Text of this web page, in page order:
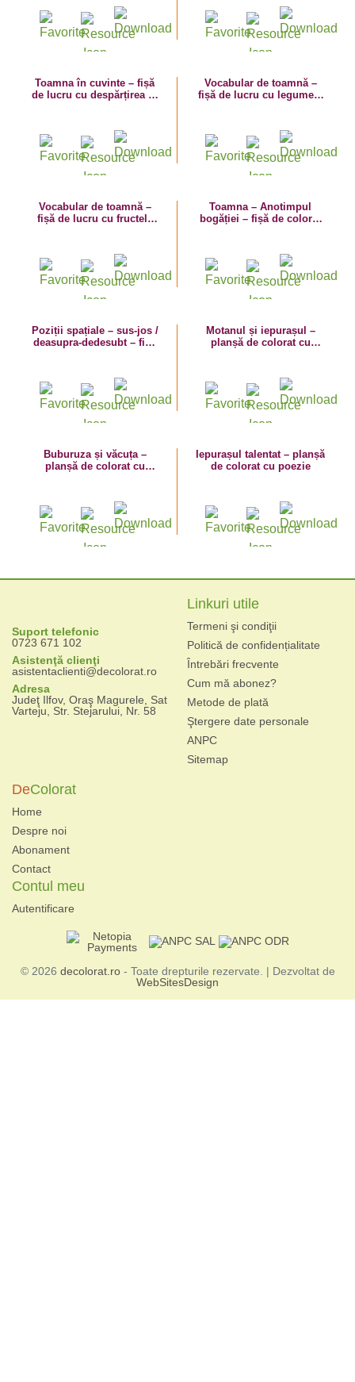
Toamna în cuvinte – fișă
de lucru cu despărțirea în
Vocabular de toamnă –
fișă de lucru cu legumele
Vocabular de toamnă –
fișă de lucru cu fructele
Toamna – Anotimpul
bogăției – fișă de colorat
Poziții spațiale – sus-jos /
deasupra-dedesubt – fișă
Motanul și iepurașul –
planșă de colorat cu
Buburuza și văcuța –
planșă de colorat cu
Iepurașul talentat – planșă
de colorat cu poezie
Suport telefonic
0723 671 102
Asistenţă clienţi
asistentaclienti@decolorat.ro
Adresa
Judeţ Ilfov, Oraş Magurele, Sat
Varteju, Str. Stejarului, Nr. 58
Linkuri utile
Termeni şi condiţii
Politică de confidențialitate
Întrebări frecvente
Cum mă abonez?
Metode de plată
Ştergere date personale
ANPC
Sitemap
DeColorat
Home
Despre noi
Abonament
Contact
Contul meu
Autentificare
© 2026 decolorat.ro- Toate drepturile rezervate. | Dezvoltat de
WebSitesDesign